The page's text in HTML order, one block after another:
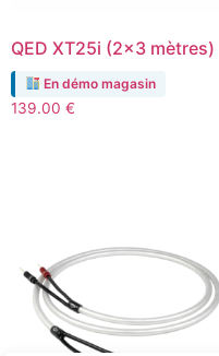
QED XT25i (2×3 mètres)
En démo magasin
139.00 €